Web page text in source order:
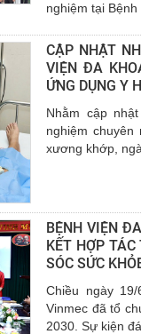
nghiệm tại
CẬP NHẬT
VIỆN ĐA
ỨNG DỤNG Y
Nhằm cập
nghiệm
xương khớp,
BỆNH VIỆN
KẾT HỢP
SÓC SỨC
Chiều ngày
Vinmec đã tổ
2030. Sự kiện